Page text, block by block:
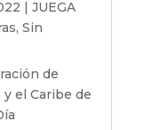
| JUEGA
, Sin
de
el Caribe de